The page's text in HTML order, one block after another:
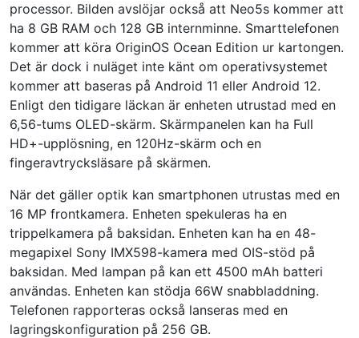
processor. Bilden avslöjar också att Neo5s kommer att
ha 8 GB RAM och 128 GB internminne. Smarttelefonen
kommer att köra OriginOS Ocean Edition ur kartongen.
Det är dock i nuläget inte känt om operativsystemet
kommer att baseras på Android 11 eller Android 12.
Enligt den tidigare läckan är enheten utrustad med en
6,56-tums OLED-skärm. Skärmpanelen kan ha Full
HD+-upplösning, en 120Hz-skärm och en
fingeravtrycksläsare på skärmen.
När det gäller optik kan smartphonen utrustas med en
16 MP frontkamera. Enheten spekuleras ha en
trippelkamera på baksidan. Enheten kan ha en 48-
megapixel Sony IMX598-kamera med OIS-stöd på
baksidan. Med lampan på kan ett 4500 mAh batteri
användas. Enheten kan stödja 66W snabbladdning.
Telefonen rapporteras också lanseras med en
lagringskonfiguration på 256 GB.